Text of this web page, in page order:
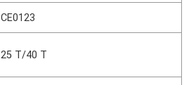
CE0123
25 T/40 T